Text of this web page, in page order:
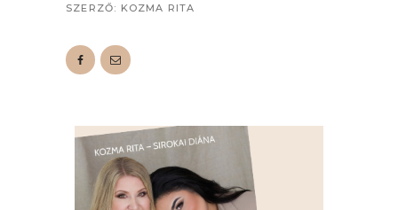
SZERZŐ: KOZMA RITA